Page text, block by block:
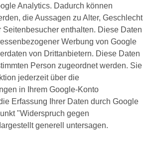
Analytics. Dadurch können
die Aussagen zu Alter, Geschlecht
Seitenbesucher enthalten. Diese Daten
Werbung von Google
von Drittanbietern. Diese Daten
Person zugeordnet werden. Sie
jederzeit über die
in Ihrem Google-Konto
Erfassung Ihrer Daten durch Google
"Widerspruch gegen
generell untersagen.